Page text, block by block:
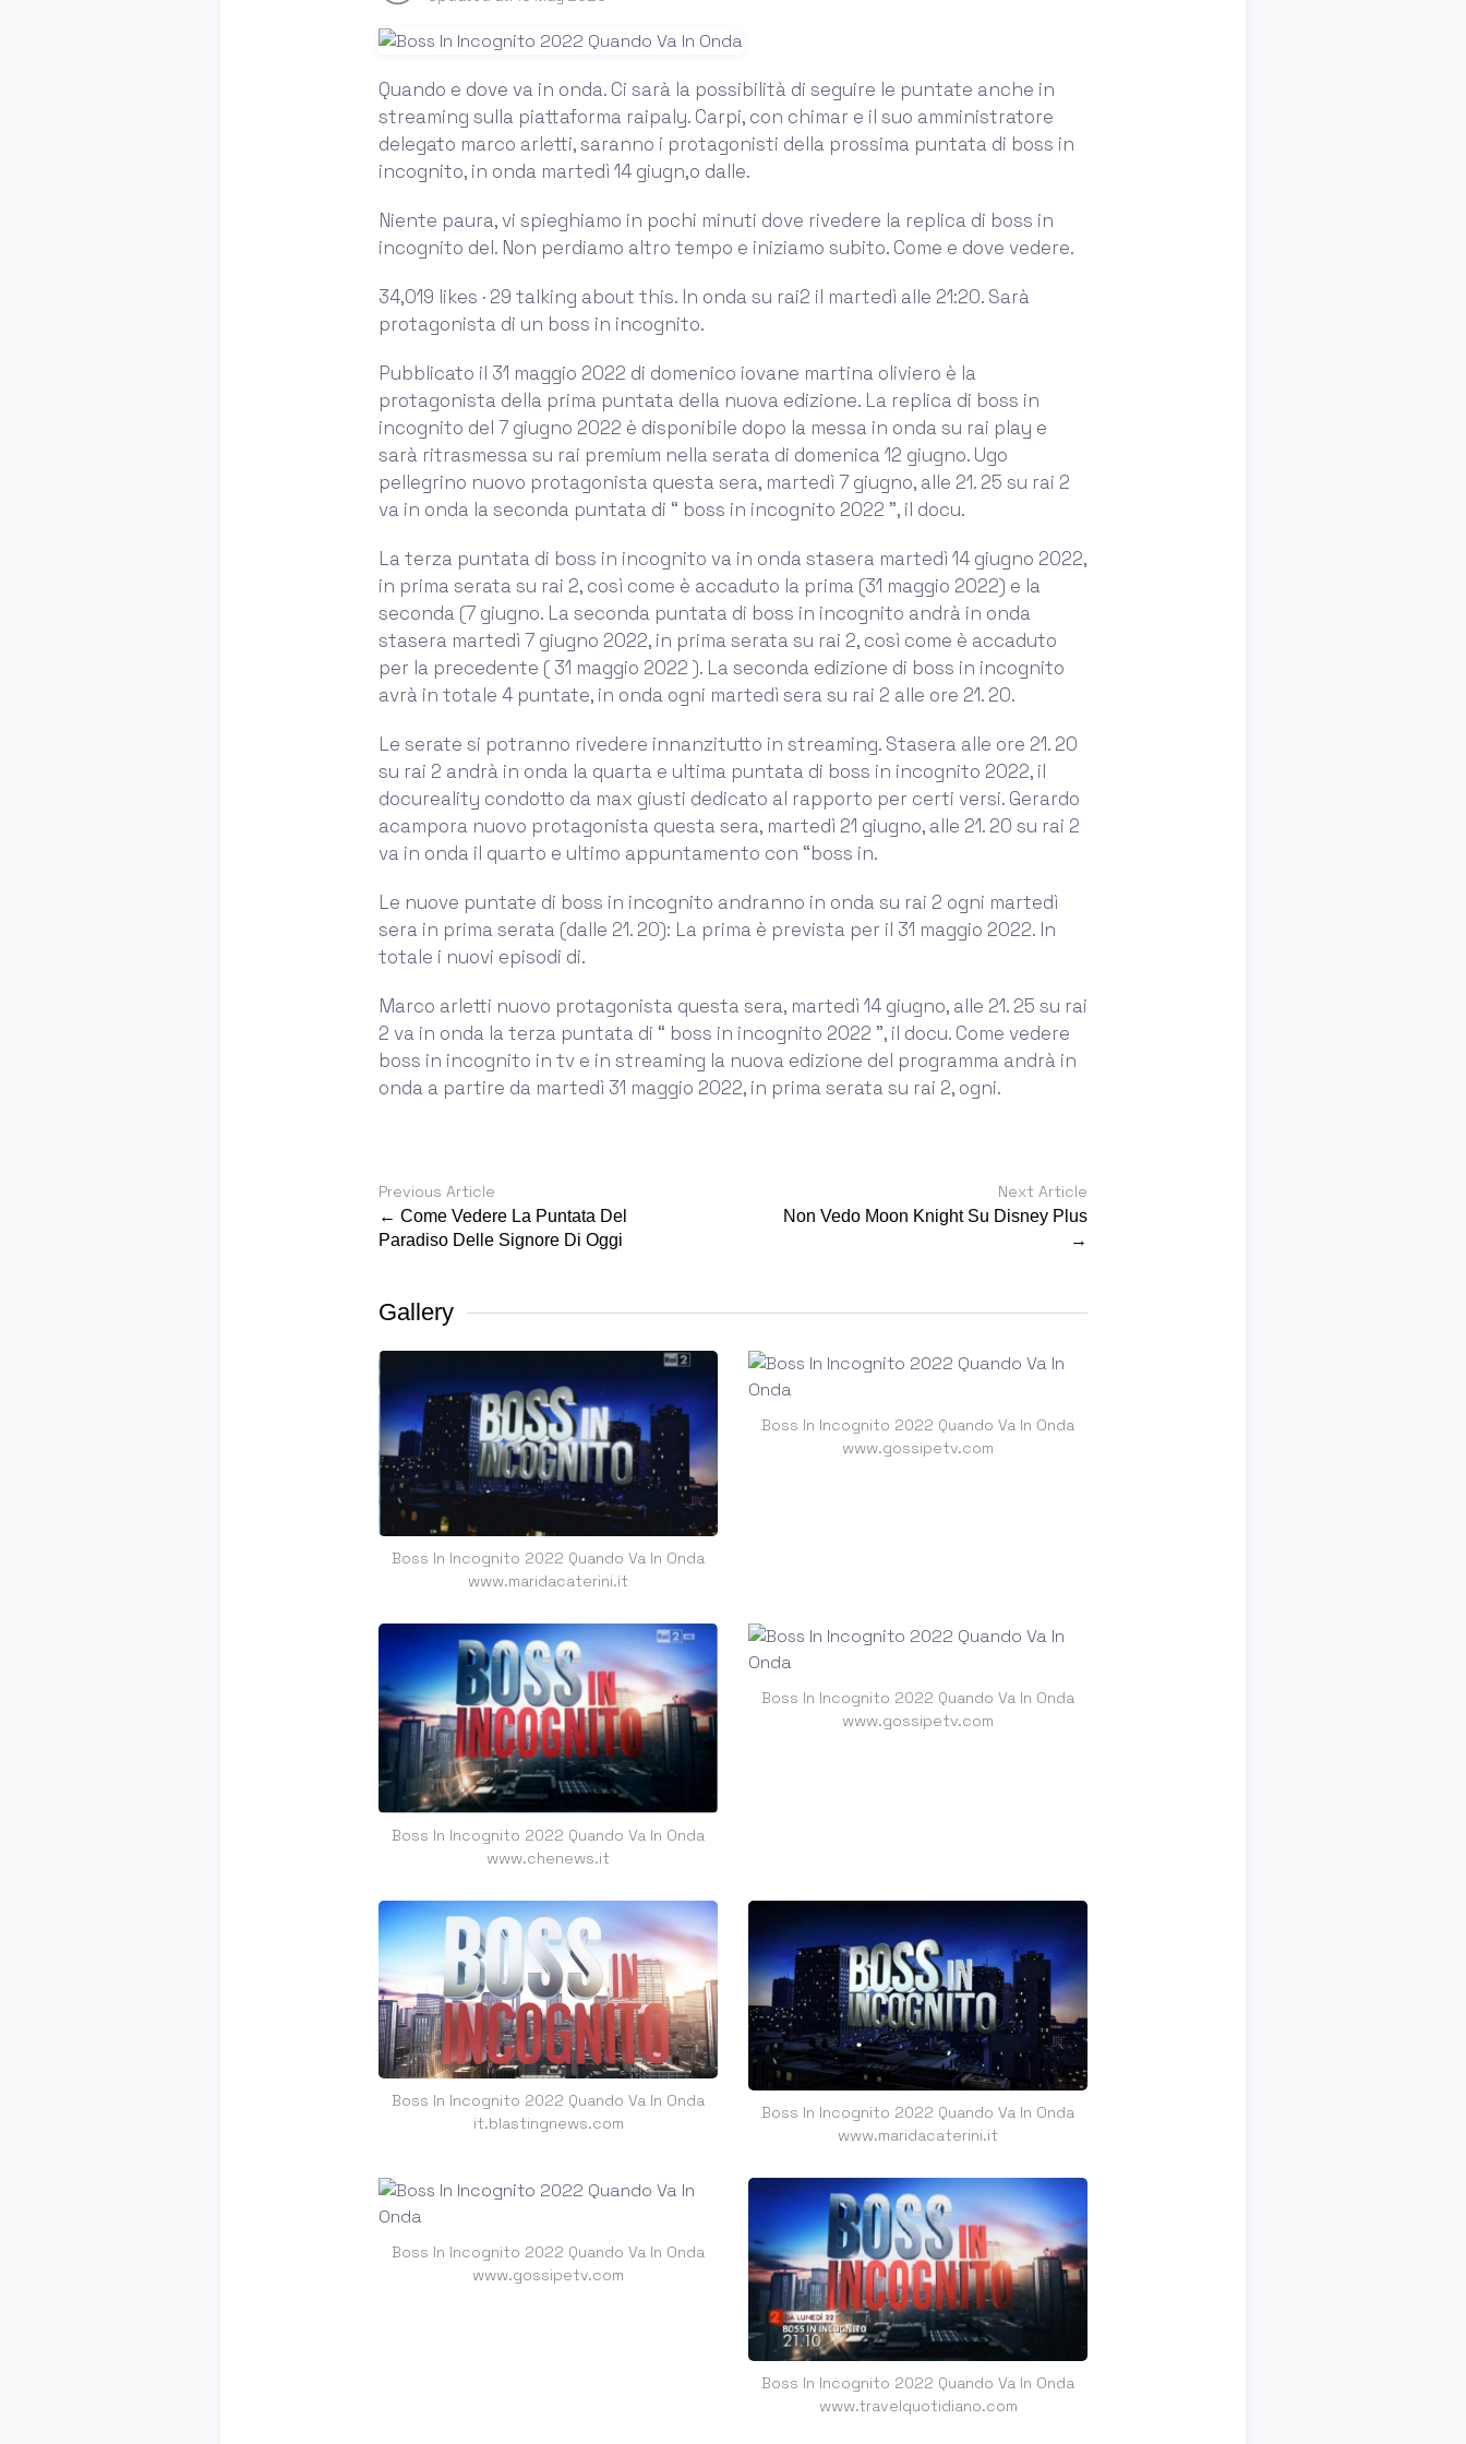
Quando e dove va in onda. Ci sarà la possibilità di seguire le puntate anche in
streaming sulla piattaforma raipaly. Carpi, con chimar e il suo amministratore
delegato marco arletti, saranno i protagonisti della prossima puntata di boss in
incognito, in onda martedì 14 giugn,o dalle.
Niente paura, vi spieghiamo in pochi minuti dove rivedere la replica di boss in
incognito del. Non perdiamo altro tempo e iniziamo subito. Come e dove vedere.
34,019 likes · 29 talking about this. In onda su rai2 il martedì alle 21:20. Sarà
protagonista di un boss in incognito.
Pubblicato il 31 maggio 2022 di domenico iovane martina oliviero è la
protagonista della prima puntata della nuova edizione. La replica di boss in
incognito del 7 giugno 2022 è disponibile dopo la messa in onda su rai play e
sarà ritrasmessa su rai premium nella serata di domenica 12 giugno. Ugo
pellegrino nuovo protagonista questa sera, martedì 7 giugno, alle 21. 25 su rai 2
va in onda la seconda puntata di “ boss in incognito 2022 ”, il docu.
La terza puntata di boss in incognito va in onda stasera martedì 14 giugno 2022,
in prima serata su rai 2, così come è accaduto la prima (31 maggio 2022) e la
seconda (7 giugno. La seconda puntata di boss in incognito andrà in onda
stasera martedì 7 giugno 2022, in prima serata su rai 2, così come è accaduto
per la precedente ( 31 maggio 2022 ). La seconda edizione di boss in incognito
avrà in totale 4 puntate, in onda ogni martedì sera su rai 2 alle ore 21. 20.
Le serate si potranno rivedere innanzitutto in streaming. Stasera alle ore 21. 20
su rai 2 andrà in onda la quarta e ultima puntata di boss in incognito 2022, il
docureality condotto da max giusti dedicato al rapporto per certi versi. Gerardo
acampora nuovo protagonista questa sera, martedì 21 giugno, alle 21. 20 su rai 2
va in onda il quarto e ultimo appuntamento con “boss in.
Le nuove puntate di boss in incognito andranno in onda su rai 2 ogni martedì
sera in prima serata (dalle 21. 20): La prima è prevista per il 31 maggio 2022. In
totale i nuovi episodi di.
Marco arletti nuovo protagonista questa sera, martedì 14 giugno, alle 21. 25 su rai
2 va in onda la terza puntata di “ boss in incognito 2022 ”, il docu. Come vedere
boss in incognito in tv e in streaming la nuova edizione del programma andrà in
onda a partire da martedì 31 maggio 2022, in prima serata su rai 2, ogni.
Previous Article
← Come Vedere La Puntata Del
Paradiso Delle Signore Di Oggi
Next Article
Non Vedo Moon Knight Su Disney Plus
→
Gallery
Boss In Incognito 2022 Quando Va In Onda
www.maridacaterini.it
Boss In Incognito 2022 Quando Va In Onda
www.gossipetv.com
Boss In Incognito 2022 Quando Va In Onda
www.chenews.it
Boss In Incognito 2022 Quando Va In Onda
www.gossipetv.com
Boss In Incognito 2022 Quando Va In Onda
it.blastingnews.com
Boss In Incognito 2022 Quando Va In Onda
www.maridacaterini.it
Boss In Incognito 2022 Quando Va In Onda
www.gossipetv.com
Boss In Incognito 2022 Quando Va In Onda
www.travelquotidiano.com